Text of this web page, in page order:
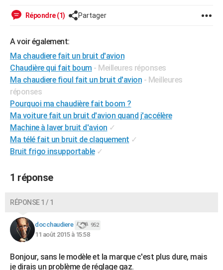
Carte de Noël
Carte Bonne année
Carte Saint-Valentin
Carte Pâques
Carte d'anniversaire
Dictionnaire
Biographies
Citations
Expressions
Proverbes
PROGRAMME TV
COPAINS D'AVANT
S'inscrire
Se connecter
Lycées
Collèges
Primaires
Universités
Entreprises
Service militaire
Avis de recherche
AVIS DE DÉCÈS
FORUM
Bricolage
Lifestyle
Culture
Sport
Auto
Television
Voyage
Cinema
Répondre (1) Partager
A voir également:
Ma chaudiere fait un bruit d'avion
Chaudière qui fait boum - Meilleures réponses
Ma chaudiere fioul fait un bruit d'avion - Meilleures
réponses
Pourquoi ma chaudière fait boom ?
Ma voiture fait un bruit d'avion quand j'accélère
Machine à laver bruit d'avion ✓
Ma télé fait un bruit de claquement ✓
Bruit frigo insupportable ✓
1 réponse
RÉPONSE 1 / 1
docchaudiere 952
11 août 2015 à 15:58
Bonjour, sans le modèle et la marque c'est plus dure, mais
je dirais un problème de réglage gaz.